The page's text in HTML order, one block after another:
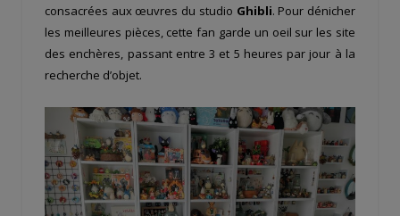
consacrées aux œuvres du studio Ghibli. Pour dénicher
les meilleures pièces, cette fan garde un oeil sur les site
des enchères, passant entre 3 et 5 heures par jour à la
recherche d’objet.